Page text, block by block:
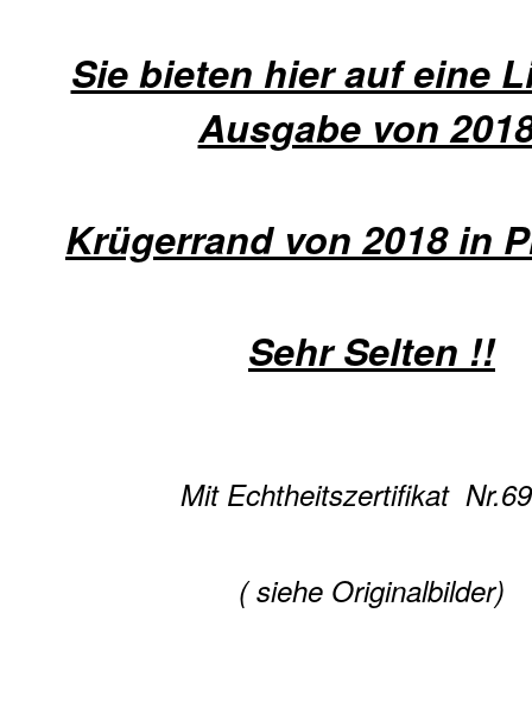
Sie bieten hier auf eine
Ausgabe von
Krügerrand von 2018 in
Sehr Selten !!
Mit Echtheitszertifikat
( siehe Originalbilder)